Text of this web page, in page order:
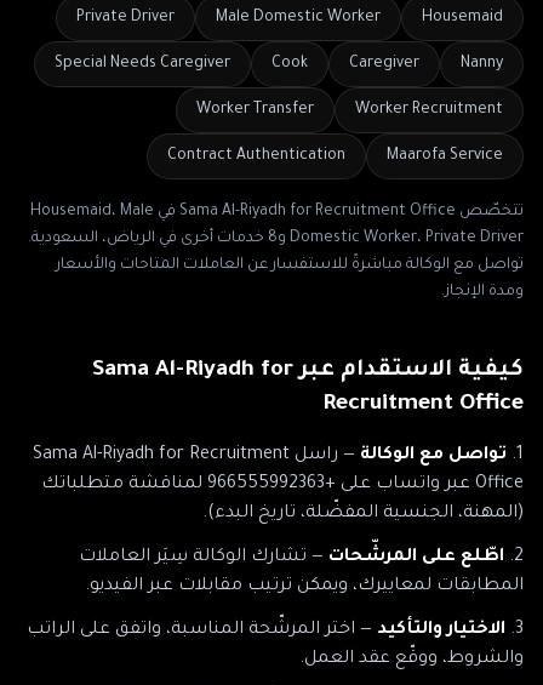
Housemaid
Male Domestic Worker
Private Driver
Nanny
Caregiver
Cook
Special Needs Caregiver
Worker Recruitment
Worker Transfer
Maarofa Service
Contract Authentication
تتخصّص Sama Al-Riyadh for Recruitment Office في Housemaid، Male
Domestic Worker، Private Driver و8 خدمات أخرى في الرياض، السعودية.
تواصل مع الوكالة مباشرةً للاستفسار عن العاملات المتاحات والأسعار
ومدة الإنجاز.
كيفية الاستقدام عبرSama Al-Riyadh for
Recruitment Office
تواصل مع الوكالة — راسل Sama Al-Riyadh for Recruitment
Office عبر واتساب على +966555992363
لمناقشة متطلباتك
(المهنة، الجنسية المفضّلة، تاريخ البدء).
اطّلع على المرشّحات — تشارك الوكالة سِيَر العاملات
المطابقات لمعاييرك، ويمكن ترتيب مقابلات عبر الفيديو.
الاختيار والتأكيد — اختر المرشّحة المناسبة، واتفق على الراتب
والشروط، ووقّع عقد العمل.